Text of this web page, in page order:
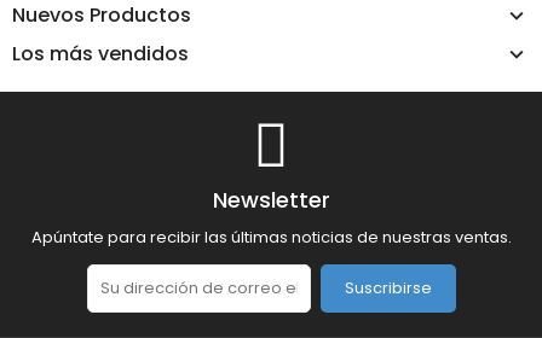
Nuevos Productos
Los más vendidos
Newsletter
Apúntate para recibir las últimas noticias de nuestras ventas.
Suscribirse